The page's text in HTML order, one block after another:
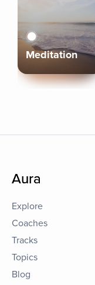
Meditation
Aura
Explore
Coaches
Tracks
Topics
Blog